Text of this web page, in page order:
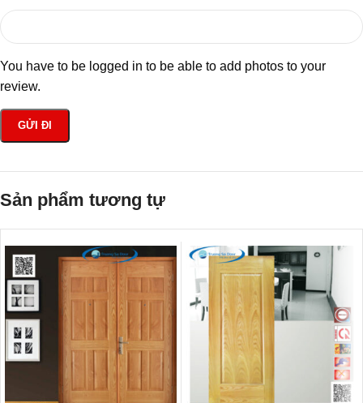
You have to be logged in to be able to add photos to your
review.
Sản phẩm tương tự